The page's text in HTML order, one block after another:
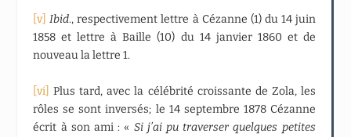
[v] Ibid., respectivement lettre à Cézanne (1) du 14 juin
1858 et lettre à Baille (10) du 14 janvier 1860 et de
nouveau la lettre 1.
[vi] Plus tard, avec la célébrité croissante de Zola, les
rôles se sont inversés; le 14 septembre 1878 Cézanne
écrit à son ami : « Si j’ai pu traverser quelques petites